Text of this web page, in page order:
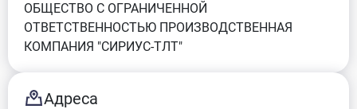
ОБЩЕСТВО С ОГРАНИЧЕННОЙ
ОТВЕТСТВЕННОСТЬЮ ПРОИЗВОДСТВЕННАЯ
КОМПАНИЯ "СИРИУС-ТЛТ"
Адреса